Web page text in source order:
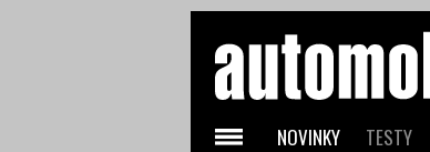
NOVINKY TESTY